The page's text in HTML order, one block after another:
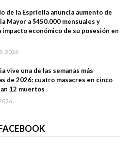
de la Espriella anuncia aumento de
Mayor a $450.000 mensuales y
impacto económico de su posesión en
2026
vive una de las semanas más
de 2026: cuatro masacres en cinco
12 muertos